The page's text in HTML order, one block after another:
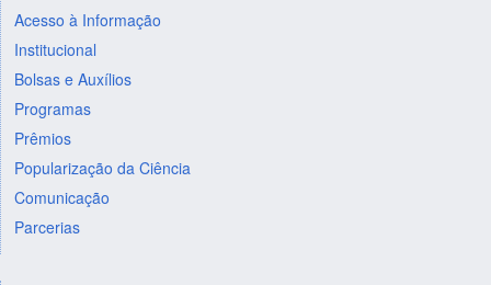
Acesso à Informação
Institucional
Bolsas e Auxílios
Programas
Prêmios
Popularização da Ciência
Comunicação
Parcerias